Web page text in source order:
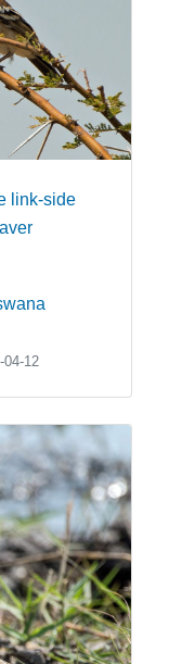
link-side
04-12